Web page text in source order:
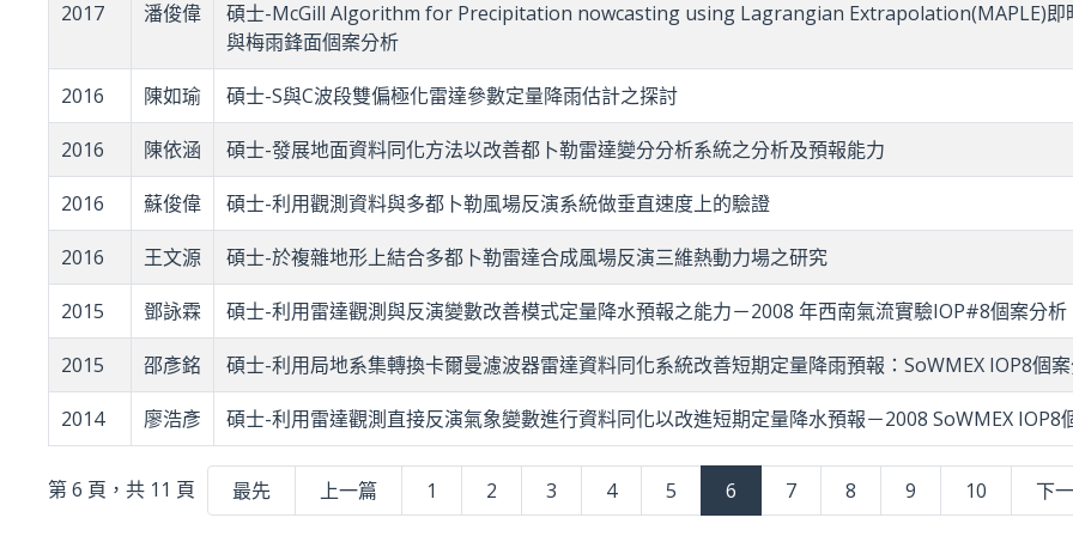
2017 潘俊偉
碩士-McGill Algorithm for Precipitation nowcasting using Lagrangian Extrapolation(MAPLE)即
與梅雨鋒面個案分析
2016 陳如瑜 碩士-S與C波段雙偏極化雷達參數定量降雨估計之探討
2016 陳依涵 碩士-發展地面資料同化方法以改善都卜勒雷達變分分析系統之分析及預報能力
2016 蘇俊偉 碩士-利用觀測資料與多都卜勒風場反演系統做垂直速度上的驗證
2016 王文源 碩士-於複雜地形上結合多都卜勒雷達合成風場反演三維熱動力場之研究
2015 鄧詠霖 碩士-利用雷達觀測與反演變數改善模式定量降水預報之能力－2008 年西南氣流實驗IOP#8個案分析
2015 邵彥銘 碩士-利用局地系集轉換卡爾曼濾波器雷達資料同化系統改善短期定量降雨預報：SoWMEX IOP8個
2014 廖浩彥 碩士-利用雷達觀測直接反演氣象變數進行資料同化以改進短期定量降水預報－2008 SoWMEX IOP8
第 6 頁，共 11 頁 最先 上一篇 1 2 3 4 5 6 7 8 9 10 下